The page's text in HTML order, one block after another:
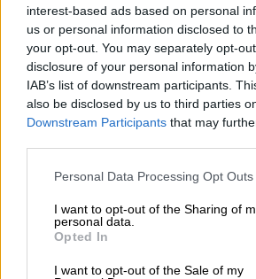
interest-based ads based on personal
us or personal information disclosed to
your opt-out. You may separately opt-
disclosure of your personal information
IAB’s list of downstream participants.
also be disclosed by us to third parties
Downstream Participants that may
Please note that this website/app uses
not limited to your visit or usage
grant or deny consent to Google and its
use your data for below specified
consent section.
Personal Data Processing Opt Outs
I want to opt-out of the Sharing of
personal data.
Opted In
I want to opt-out of the Sale of my
Κόσμος|04.05.2025 15:22
Ο στρατός του Λιβάνου
παρέδωσε ύποπτο για τις
πυραύλων προς το Ισραήλ